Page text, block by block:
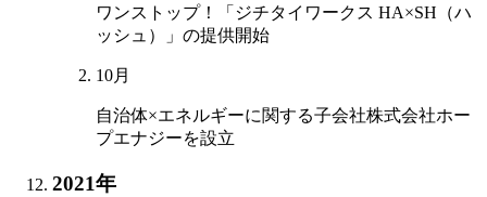
ワンストップ！「ジチタイワークス HA×SH（ハ
ッシュ）」の提供開始
10月
自治体×エネルギーに関する子会社株式会社ホー
プエナジーを設立
2021年